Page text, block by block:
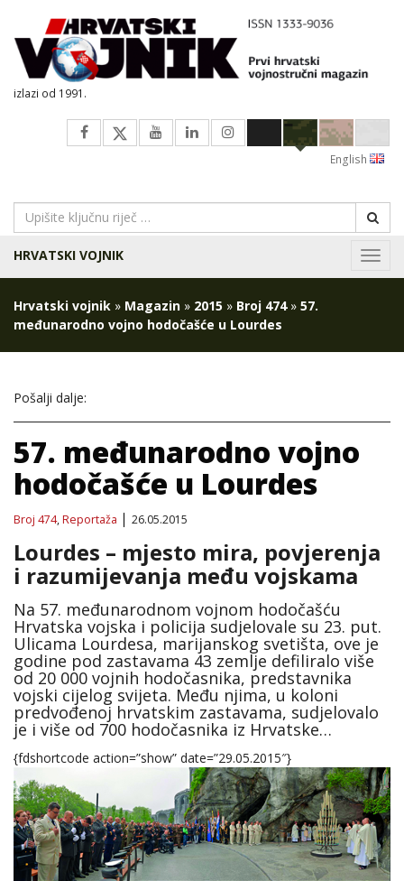
izlazi od 1991.
English
HRVATSKI VOJNIK
Hrvatski vojnik » Magazin » 2015 » Broj 474» 57.
međunarodno vojno hodočašće u Lourdes
Pošalji dalje:
57. međunarodno vojno
hodočašće u Lourdes
Broj 474,Reportaža 26.05.2015
Lourdes – mjesto mira, povjerenja
i razumijevanja među vojskama
Na 57. međunarodnom vojnom hodočašću
Hrvatska vojska i policija sudjelovale su 23. put.
Ulicama Lourdesa, marijanskog svetišta, ove je
godine pod zastavama 43 zemlje defiliralo više
od 20 000 vojnih hodočasnika, predstavnika
vojski cijelog svijeta. Među njima, u koloni
predvođenoj hrvatskim zastavama, sudjelovalo
je i više od 700 hodočasnika iz Hrvatske…
{fdshortcode action=”show” date=”29.05.2015″}